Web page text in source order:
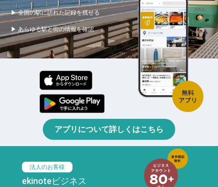
▶ 全国の駅に訪れた記録を残せる
▶ あらゆる駅と街の情報を確認
アプリについて詳しくはこちら
法人のお客様
ekinoteビジネス